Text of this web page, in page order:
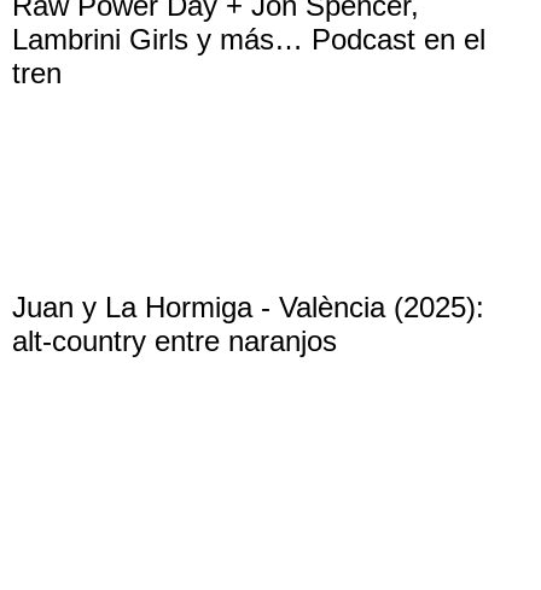
Lambrini Girls y más… Podcast en el
tren
Juan y La Hormiga - València (2025):
alt-country entre naranjos